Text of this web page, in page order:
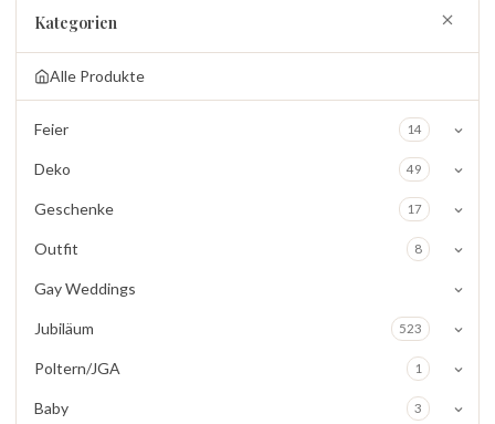
Kategorien
Alle Produkte
Feier 14
Deko 49
Geschenke 17
Outfit 8
Gay Weddings
Jubiläum 523
Poltern/JGA 1
Baby 3